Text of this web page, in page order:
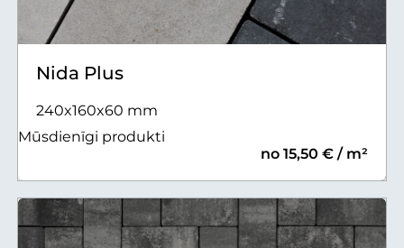
Nida Plus
240x160x60 mm
Mūsdienīgi produkti
no 15,50 € / m²